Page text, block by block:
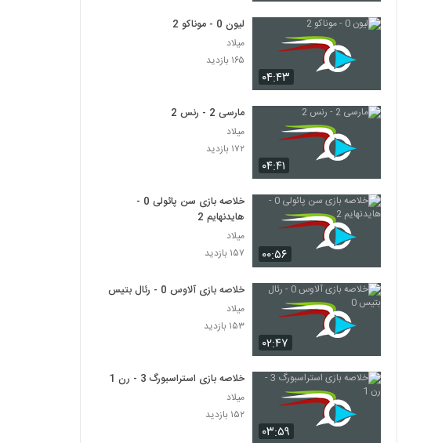
۰۴:۴۳
لیون 0 - موناکو 2
میلاد
۱۶۵ بازدید
۰۴:۴۱
مارسی 2 - رنس 2
میلاد
۱۷۲ بازدید
۰۰:۵۶
خلاصه بازی سن پائولی 0 -
هایدنهایم 2
میلاد
۱۵۷ بازدید
۰۲:۴۷
خلاصه بازی آلاوس 0 - رئال بتیس 0
میلاد
۱۵۳ بازدید
۰۳:۵۹
خلاصه بازی استراسبورگ 3 - رن 1
میلاد
۱۵۲ بازدید